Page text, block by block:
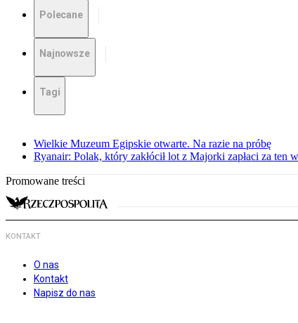
Polecane
Najnowsze
Tagi
Wielkie Muzeum Egipskie otwarte. Na razie na próbę
Ryanair: Polak, który zakłócił lot z Majorki zapłaci za ten
Promowane treści
KONTAKT
O nas
Kontakt
Napisz do nas